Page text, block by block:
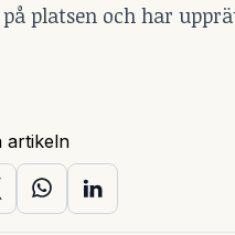
platsen och har
artikeln